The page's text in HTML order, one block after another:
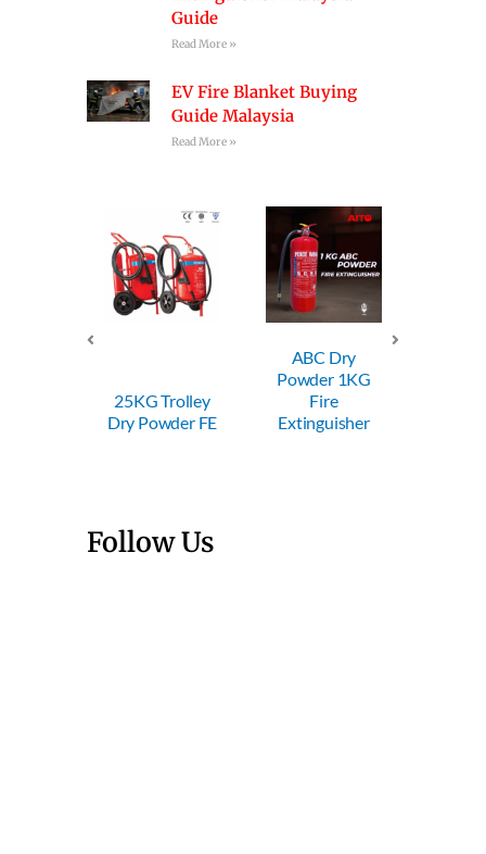
Guide
Read More »
EV Fire Blanket Buying
Guide Malaysia
Read More »
Fire
Extinguisher
ABC Dry
Powder 2KG
Fire
Extinguisher
Follow Us